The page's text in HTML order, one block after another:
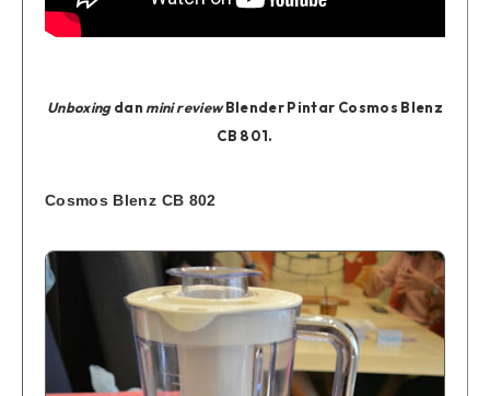
Unboxingdan mini reviewBlender Pintar Cosmos Blenz
CB 801.
Cosmos Blenz CB 802